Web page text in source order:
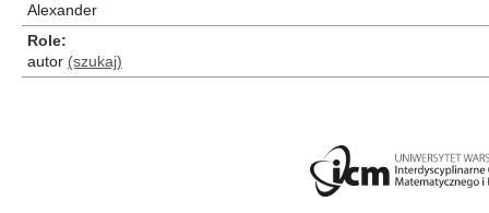
Alexander
Role
autor (szukaj)